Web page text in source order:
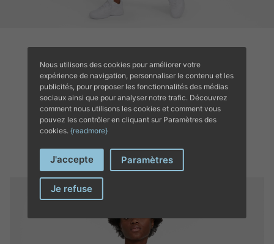
COMPLETE YOUR
OUTFIT’S
Nous utilisons des cookies pour améliorer votre
expérience de navigation, personnaliser le contenu et les
publicités, pour proposer les fonctionnalités des médias
sociaux ainsi que pour analyser notre trafic. Découvrez
comment nous utilisons les cookies et comment vous
pouvez les contrôler en cliquant sur Paramètres des
cookies. {readmore}
J'accepte Paramètres
Je refuse